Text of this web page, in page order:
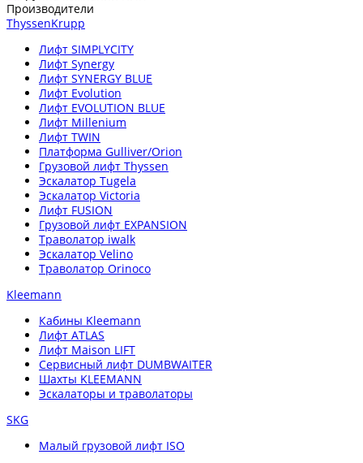
Производители
ThyssenKrupp
Лифт SIMPLYCITY
Лифт Synergy
Лифт SYNERGY BLUE
Лифт Evolution
Лифт EVOLUTION BLUE
Лифт Millenium
Лифт TWIN
Платформа Gulliver/Orion
Грузовой лифт Thyssen
Эскалатор Tugela
Эскалатор Victoria
Лифт FUSION
Грузовой лифт EXPANSION
Траволатор iwalk
Эскалатор Velino
Траволатор Orinoco
Kleemann
Кабины Kleemann
Лифт ATLAS
Лифт Maison LIFT
Сервисный лифт DUMBWAITER
Шахты KLEEMANN
Эскалаторы и траволаторы
SKG
Малый грузовой лифт ISO